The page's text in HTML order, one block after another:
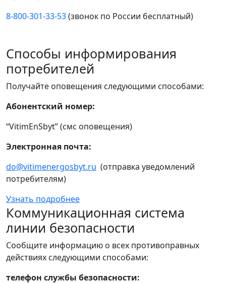
8-800-301-33-53(звонок по России бесплатный)
Способы информирования
потребителей
Получайте оповещения следующими способами:
Абонентский номер:
“VitimEnSbyt” (смс оповещения)
Электронная почта:
do@vitimenergosbyt.ru (отправка уведомлений
потребителям)
Узнать подробнее
Коммуникационная система
линии безопасности
Сообщите информацию о всех противоправных
действиях следующими способами:
телефон службы безопасности: